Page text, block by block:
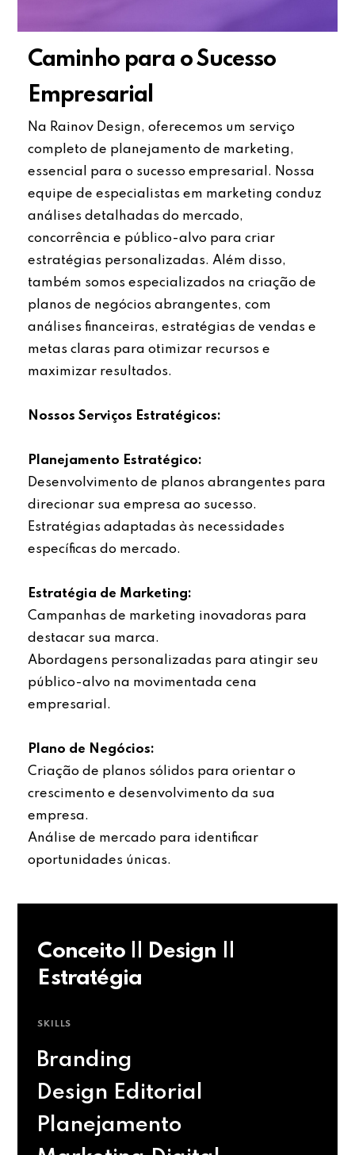
Caminho para o Sucesso
Empresarial
Na Rainov Design, oferecemos um serviço
completo de planejamento de marketing,
essencial para o sucesso empresarial. Nossa
equipe de especialistas em marketing conduz
análises detalhadas do mercado,
concorrência e público-alvo para criar
estratégias personalizadas. Além disso,
também somos especializados na criação de
planos de negócios abrangentes, com
análises financeiras, estratégias de vendas e
metas claras para otimizar recursos e
maximizar resultados.
Nossos Serviços Estratégicos:
Planejamento Estratégico:
Desenvolvimento de planos abrangentes para
direcionar sua empresa ao sucesso.
Estratégias adaptadas às necessidades
específicas do mercado.
Estratégia de Marketing:
Campanhas de marketing inovadoras para
destacar sua marca.
Abordagens personalizadas para atingir seu
público-alvo na movimentada cena
empresarial.
Plano de Negócios:
Criação de planos sólidos para orientar o
crescimento e desenvolvimento da sua
empresa.
Análise de mercado para identificar
oportunidades únicas.
Conceito || Design ||
Estratégia
SKILLS
Branding
Design Editorial
Planejamento